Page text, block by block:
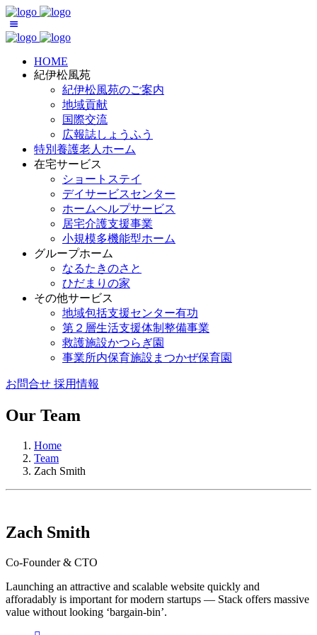
HOME
紀伊松風苑
紀伊松風苑のご案内
地域貢献
国際交流
広報誌しょうふう
特別養護老人ホーム
在宅サービス
ショートステイ
デイサービスセンター
ホームヘルプサービス
居宅介護支援事業
小規模多機能型ホーム
グループホーム
なるたきのさと
ひだまりの家
その他サービス
地域包括支援センター有功
第２層生活支援体制整備事業
救護施設かつらぎ園
事業所内保育施設まつかぜ保育園
お問合せ 採用情報
Our Team
Home
Team
Zach Smith
Zach Smith
Co-Founder & CTO
Launching an attractive and scalable website quickly and
afforadably is important for modern startups — Stack offers massive
value without looking ‘bargain-bin’.